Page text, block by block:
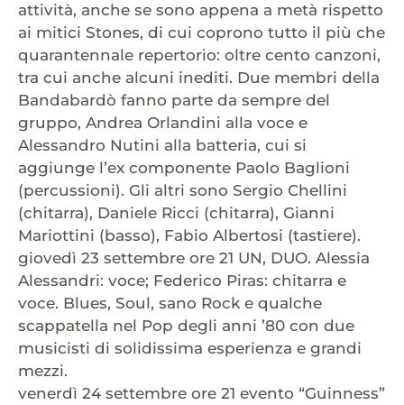
attività, anche se sono appena a metà rispetto
ai mitici Stones, di cui coprono tutto il più che
quarantennale repertorio: oltre cento canzoni,
tra cui anche alcuni inediti. Due membri della
Bandabardò fanno parte da sempre del
gruppo, Andrea Orlandini alla voce e
Alessandro Nutini alla batteria, cui si
aggiunge l’ex componente Paolo Baglioni
(percussioni). Gli altri sono Sergio Chellini
(chitarra), Daniele Ricci (chitarra), Gianni
Mariottini (basso), Fabio Albertosi (tastiere).
giovedì 23 settembre ore 21 UN, DUO. Alessia
Alessandri: voce; Federico Piras: chitarra e
voce. Blues, Soul, sano Rock e qualche
scappatella nel Pop degli anni ’80 con due
musicisti di solidissima esperienza e grandi
mezzi.
venerdì 24 settembre ore 21 evento “Guinness”